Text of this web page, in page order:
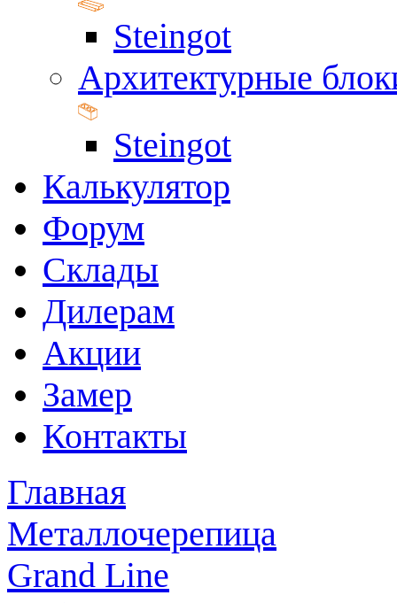
Steingot
Архитектурные
Steingot
Калькулятор
Форум
Склады
Дилерам
Акции
Замер
Контакты
Главная
Металлочерепица
Grand Line